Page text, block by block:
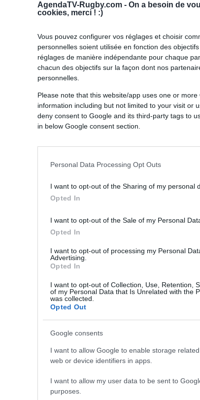
AgendaTV-Rugby.com - On a besoin de
cookies, merci ! :)
Vous pouvez configurer vos réglages et choisir
personnelles soient utilisée en fonction des
réglages de manière indépendante pour chaque
chacun des objectifs sur la façon dont nos
personnelles.
Please note that this website/app uses one or
information including but not limited to your visit or
deny consent to Google and its third-party tags to
in below Google consent section.
Personal Data Processing Opt Outs
I want to opt-out of the Sharing of my personal
Opted In
I want to opt-out of the Sale of my Personal
Opted In
I want to opt-out of processing my Personal
Advertising.
Opted In
I want to opt-out of Collection, Use, Retention,
of my Personal Data that Is Unrelated with the
was collected.
Opted Out
Google consents
I want to allow Google to enable storage
web or device identifiers in apps.
I want to allow my user data to be sent to
purposes.
Samedi 25